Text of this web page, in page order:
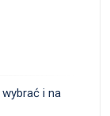
i na